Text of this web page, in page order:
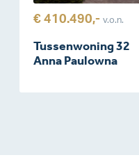
€ 410.490,- v.o.n.
Tussenwoning 32
Anna Paulowna